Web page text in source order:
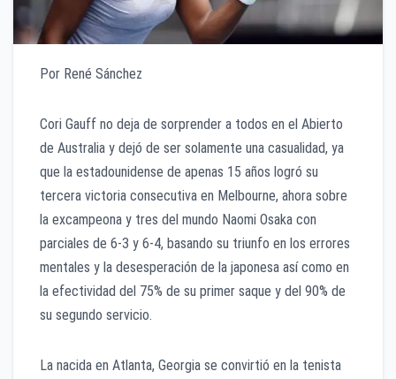
Por René Sánchez
Cori Gauff no deja de sorprender a todos en el Abierto
de Australia y dejó de ser solamente una casualidad, ya
que la estadounidense de apenas 15 años logró su
tercera victoria consecutiva en Melbourne, ahora sobre
la excampeona y tres del mundo Naomi Osaka con
parciales de 6-3 y 6-4, basando su triunfo en los errores
mentales y la desesperación de la japonesa así como en
la efectividad del 75% de su primer saque y del 90% de
su segundo servicio.
La nacida en Atlanta, Georgia se convirtió en la tenista